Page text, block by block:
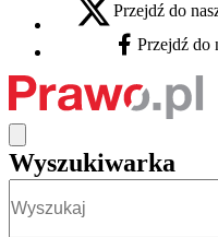
X - otwiera się w nowej
Przejdź do
Facebook - otwiera
Przejdź do
Wyszukiwarka